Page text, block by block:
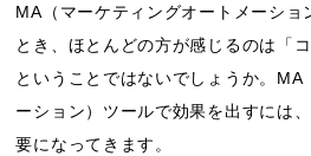
MA（マーケティングオートメーショ
とき、ほとんどの方が感じるのは「
ということではないでしょうか。MA
ーション）ツールで効果を出すには
要になってきます。